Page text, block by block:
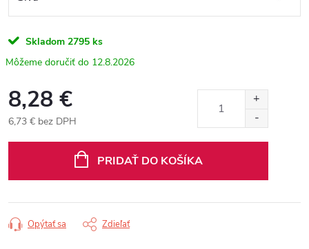
Skladom 2795 ks
12.8.2026
8,28 €
6,73 € bez DPH
PRIDAŤ DO KOŠÍKA
Opýtať sa Zdieľať